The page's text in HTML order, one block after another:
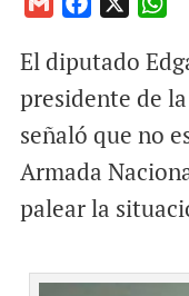
a
i
c
e
o
o
k
a
t
A
p
p
El diputado
presidente de
señaló que no
Armada
palear la